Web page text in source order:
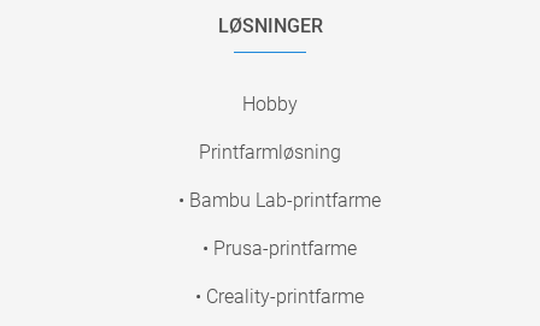
LØSNINGER
Hobby
Printfarmløsning
• Bambu Lab-printfarme
• Prusa-printfarme
• Creality-printfarme